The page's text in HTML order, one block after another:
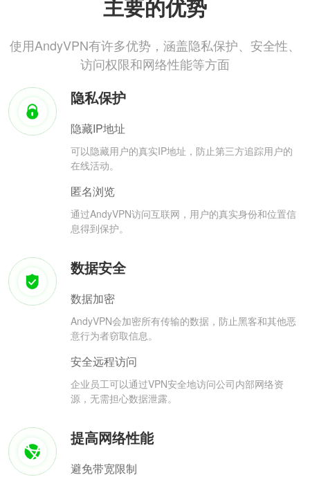
主要的优势
使用AndyVPN有许多优势，涵盖隐私保护、安全性、
访问权限和网络性能等方面
隐私保护
隐藏IP地址
可以隐藏用户的真实IP地址，防止第三方追踪用户的
在线活动。
匿名浏览
通过AndyVPN访问互联网，用户的真实身份和位置信
息得到保护。
数据安全
数据加密
AndyVPN会加密所有传输的数据，防止黑客和其他恶
意行为者窃取信息。
安全远程访问
企业员工可以通过VPN安全地访问公司内部网络资
源，无需担心数据泄露。
提高网络性能
避免带宽限制